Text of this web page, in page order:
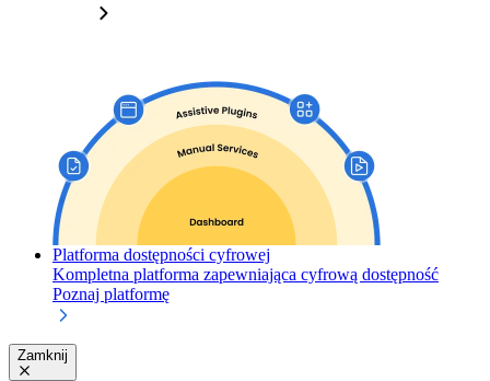
Platforma dostępności cyfrowej
Kompletna platforma zapewniająca cyfrową dostępność
Poznaj platformę
Zamknij